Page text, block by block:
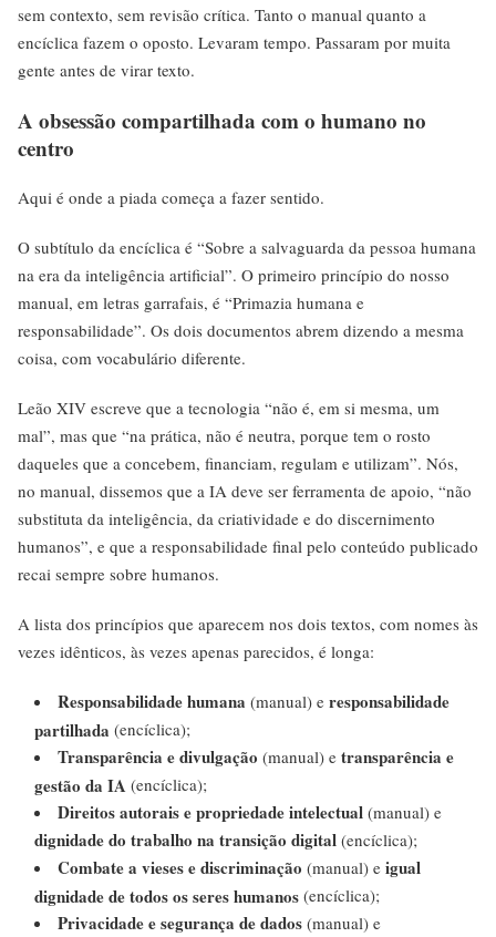
sem contexto, sem revisão crítica. Tanto o manual quanto a
encíclica fazem o oposto. Levaram tempo. Passaram por muita
gente antes de virar texto.
A obsessão compartilhada com o humano no
centro
Aqui é onde a piada começa a fazer sentido.
O subtítulo da encíclica é “Sobre a salvaguarda da pessoa humana
na era da inteligência artificial”. O primeiro princípio do nosso
manual, em letras garrafais, é “Primazia humana e
responsabilidade”. Os dois documentos abrem dizendo a mesma
coisa, com vocabulário diferente.
Leão XIV escreve que a tecnologia “não é, em si mesma, um
mal”, mas que “na prática, não é neutra, porque tem o rosto
daqueles que a concebem, financiam, regulam e utilizam”. Nós,
no manual, dissemos que a IA deve ser ferramenta de apoio, “não
substituta da inteligência, da criatividade e do discernimento
humanos”, e que a responsabilidade final pelo conteúdo publicado
recai sempre sobre humanos.
A lista dos princípios que aparecem nos dois textos, com nomes às
vezes idênticos, às vezes apenas parecidos, é longa:
Responsabilidade humana (manual) e responsabilidade
partilhada (encíclica);
Transparência e divulgação (manual) e transparência e
gestão da IA (encíclica);
Direitos autorais e propriedade intelectual (manual) e
dignidade do trabalho na transição digital (encíclica);
Combate a vieses e discriminação (manual) e igual
dignidade de todos os seres humanos (encíclica);
Privacidade e segurança de dados (manual) e